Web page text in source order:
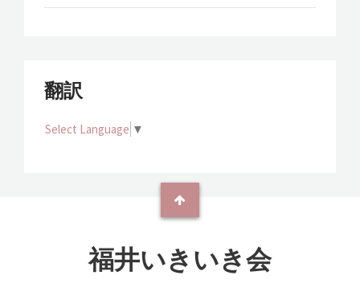
翻訳
Select Language ▼
福井いきいき会